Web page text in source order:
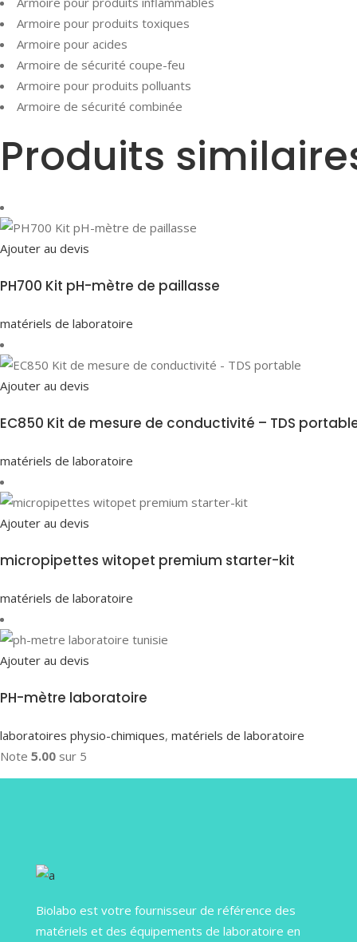
Armoire pour produits toxiques
Armoire pour acides
Armoire de sécurité coupe-feu
Armoire pour produits polluants
Armoire de sécurité combinée
Produits
Ajouter au devis
PH700 Kit pH-mètre de paillasse
matériels de laboratoire
Ajouter au devis
EC850 Kit de mesure de conductivité – TDS
matériels de laboratoire
Ajouter au devis
micropipettes witopet premium starter-kit
matériels de laboratoire
Ajouter au devis
PH-mètre laboratoire
laboratoires physio-chimiques, matériels de laboratoire
Note 5.00 sur 5
Biolabo est votre fournisseur de référence des
matériels et des équipements de laboratoire en